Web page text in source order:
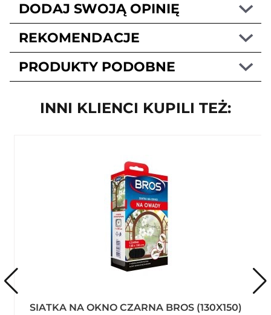
DODAJ SWOJĄ OPINIĘ
REKOMENDACJE
PRODUKTY PODOBNE
INNI KLIENCI KUPILI TEŻ:
SIATKA NA OKNO CZARNA BROS (130X150)